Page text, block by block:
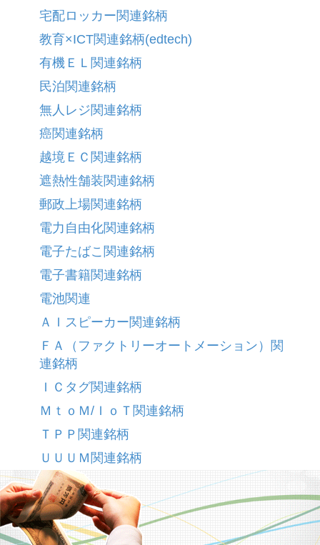
宅配ロッカー関連銘柄
教育×ICT関連銘柄(edtech)
有機ＥＬ関連銘柄
民泊関連銘柄
無人レジ関連銘柄
癌関連銘柄
越境ＥＣ関連銘柄
遮熱性舗装関連銘柄
郵政上場関連銘柄
電力自由化関連銘柄
電子たばこ関連銘柄
電子書籍関連銘柄
電池関連
ＡＩスピーカー関連銘柄
ＦＡ（ファクトリーオートメーション）関
連銘柄
ＩＣタグ関連銘柄
ＭｔｏＭ/ＩｏＴ関連銘柄
ＴＰＰ関連銘柄
ＵＵＵＭ関連銘柄
警備関連銘柄
貴金属リサイクル関連銘柄
超高齢化社会関連銘柄